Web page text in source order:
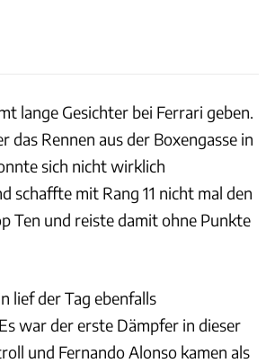
lange Gesichter bei Ferrari geben.
das Rennen aus der Boxengasse in
sich nicht wirklich
schaffte mit Rang 11 nicht mal den
Ten und reiste damit ohne Punkte
lief der Tag ebenfalls
war der erste Dämpfer in dieser
und Fernando Alonso kamen als